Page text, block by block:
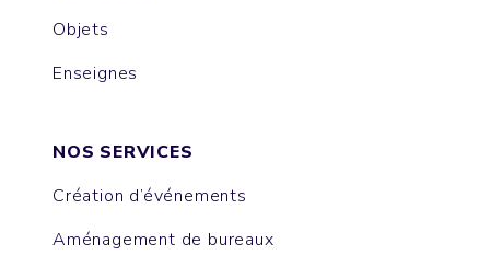
Objets
Enseignes
NOS SERVICES
Création d’événements
Aménagement de bureaux